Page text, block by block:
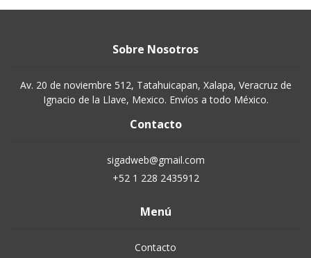
Sobre Nosotros
Av. 20 de noviembre 512, Tatahuicapan, Xalapa, Veracruz de
Ignacio de la Llave, Mexico. Envíos a todo México.
Contacto
sigadweb@gmail.com
+52 1 228 2435912
Menú
Contacto